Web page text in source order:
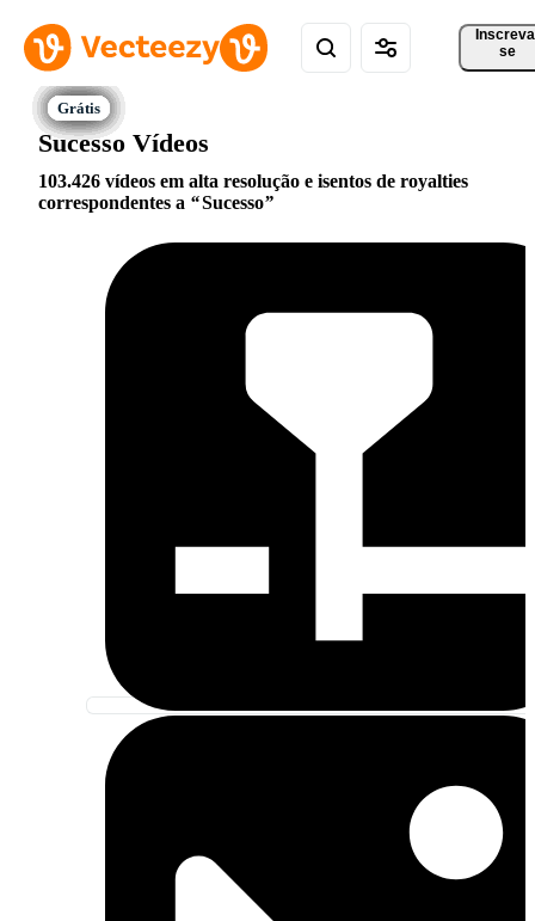
se
Sucesso Vídeos
103.426 vídeos em alta resolução e isentos de royalties
correspondentes a
Sucesso